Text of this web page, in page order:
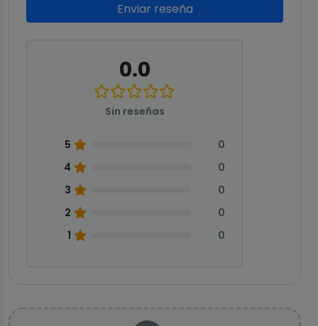
Enviar reseña
0.0
Sin reseñas
5
0
4
0
3
0
2
0
1
0